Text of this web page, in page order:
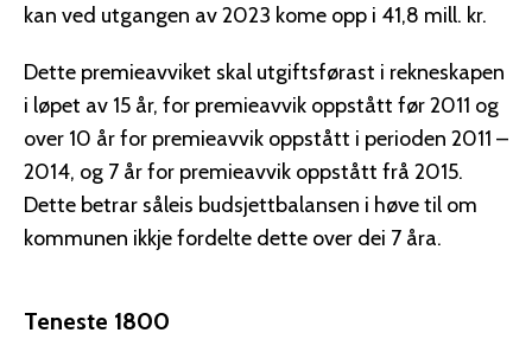
kan ved utgangen av 2023 kome opp i 41,8 mill. kr.
Dette premieavviket skal utgiftsførast i rekneskapen
i løpet av 15 år, for premieavvik oppstått før 2011 og
over 10 år for premieavvik oppstått i perioden 2011 –
2014, og 7 år for premieavvik oppstått frå 2015.
Dette betrar såleis budsjettbalansen i høve til om
kommunen ikkje fordelte dette over dei 7 åra.
Teneste 1800